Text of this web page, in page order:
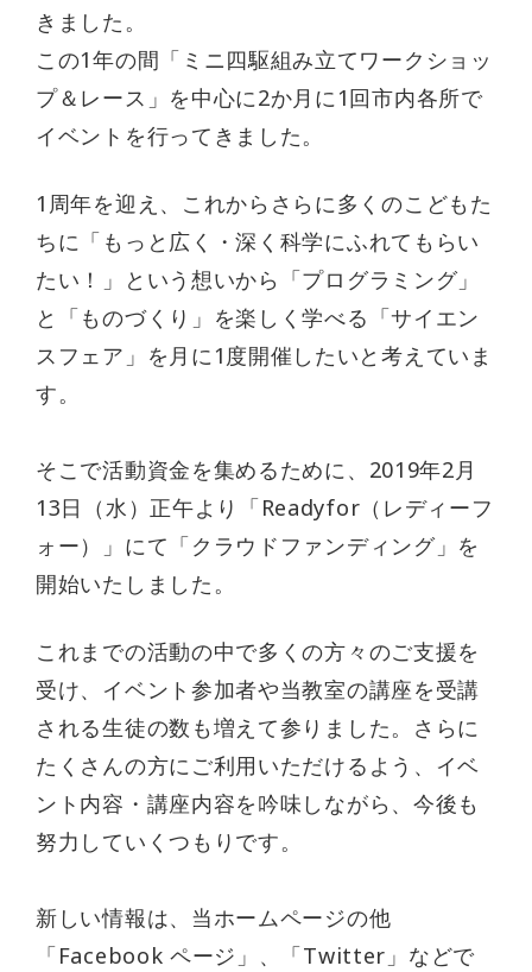
きました。
この1年の間「ミニ四駆組み立てワークショッ
プ＆レース」を中心に2か月に1回市内各所で
イベントを行ってきました。
1周年を迎え、これからさらに多くのこどもた
ちに「もっと広く・深く科学にふれてもらい
たい！」という想いから「プログラミング」
と「ものづくり」を楽しく学べる「サイエン
スフェア」を月に1度開催したいと考えていま
す。
そこで活動資金を集めるために、2019年2月
13日（水）正午より「Readyfor（レディーフ
ォー）」にて「クラウドファンディング」を
開始いたしました。
これまでの活動の中で多くの方々のご支援を
受け、イベント参加者や当教室の講座を受講
される生徒の数も増えて参りました。さらに
たくさんの方にご利用いただけるよう、イベ
ント内容・講座内容を吟味しながら、今後も
努力していくつもりです。
新しい情報は、当ホームページの他
「Facebook ページ」、「Twitter」などで